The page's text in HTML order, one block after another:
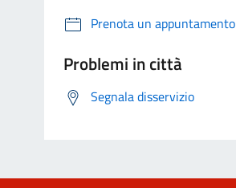
Prenota un appuntamento
Problemi in città
Segnala disservizio